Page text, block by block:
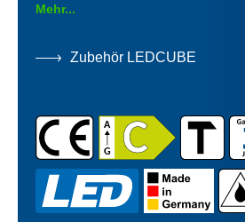
Mehr...
Zubehör LEDCUBE